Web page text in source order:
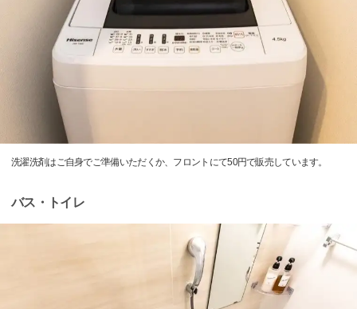
洗濯洗剤はご自身でご準備いただくか、フロントにて50円で販売しています。
バス・トイレ